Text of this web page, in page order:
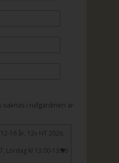
i rullgardinen är
16 år, 12v HT 2026,
Lördag kl 13.00-13.50